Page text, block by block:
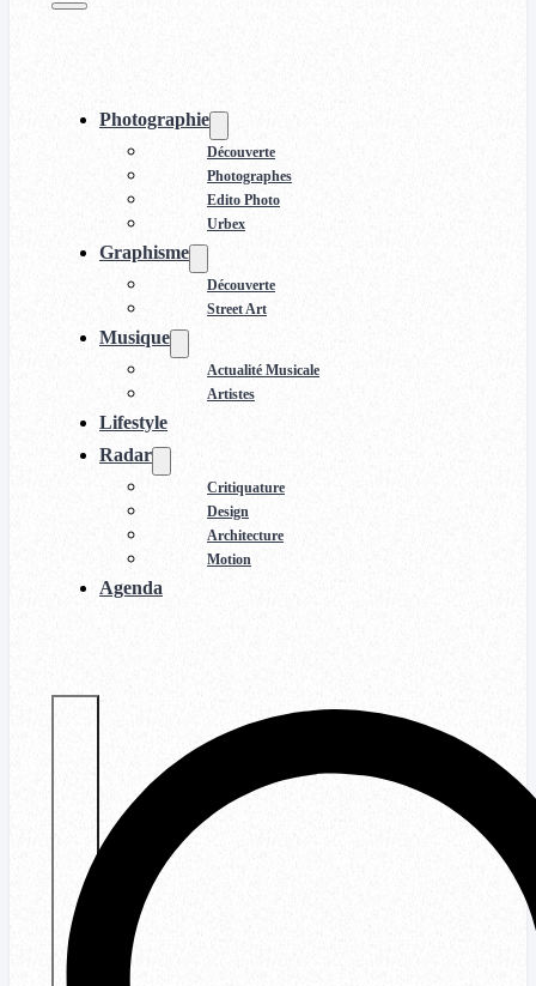
Photographie
Découverte
Photographes
Edito Photo
Urbex
Graphisme
Découverte
Street Art
Musique
Actualité Musicale
Artistes
Lifestyle
Radar
Critiquature
Design
Architecture
Motion
Agenda